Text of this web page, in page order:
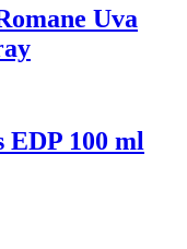
Uva
EDP 100 ml